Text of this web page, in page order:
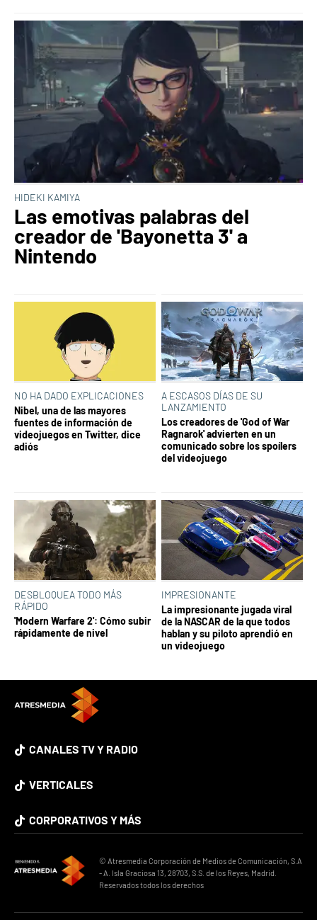
HIDEKI KAMIYA
Las emotivas palabras del
creador de 'Bayonetta 3' a
Nintendo
NO HA DADO EXPLICACIONES
Nibel, una de las mayores
fuentes de información de
videojuegos en Twitter, dice
adiós
A ESCASOS DÍAS DE SU
LANZAMIENTO
Los creadores de 'God of War
Ragnarok' advierten en un
comunicado sobre los spoílers
del videojuego
DESBLOQUEA TODO MÁS
RÁPIDO
'Modern Warfare 2': Cómo subir
rápidamente de nivel
IMPRESIONANTE
La impresionante jugada viral
de la NASCAR de la que todos
hablan y su piloto aprendió en
un videojuego
CANALES TV Y RADIO
VERTICALES
CORPORATIVOS Y MÁS
© Atresmedia Corporación de Medios de Comunicación, S.A
- A. Isla Graciosa 13, 28703, S.S. de los Reyes, Madrid.
Reservados todos los derechos